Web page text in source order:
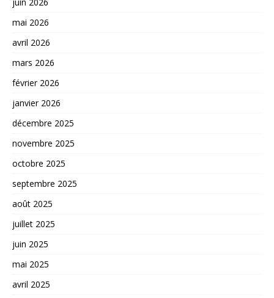
mai 2026
avril 2026
mars 2026
février 2026
janvier 2026
décembre 2025
novembre 2025
octobre 2025
septembre 2025
août 2025
juillet 2025
juin 2025
mai 2025
avril 2025